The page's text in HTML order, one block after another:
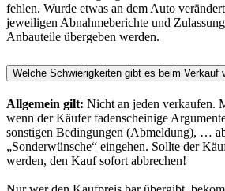
fehlen. Wurde etwas an dem Auto
jeweiligen Abnahmeberichte und
Anbauteile übergeben werden.
Welche Schwierigkeiten gibt es beim Verkauf
Allgemein gilt: Nicht an jeden verkaufen.
wenn der Käufer fadenscheinige
sonstigen Bedingungen (Abmeldung), …
„Sonderwünsche“ eingehen. Sollte der
werden, den Kauf sofort abbrechen!